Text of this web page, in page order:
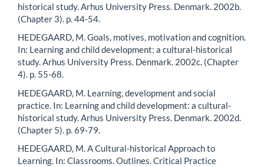
historical study. Arhus University Press. Denmark. 2002b.
(Chapter 3). p. 44-54.
HEDEGAARD, M. Goals, motives, motivation and cognition.
In: Learning and child development: a cultural-historical
study. Arhus University Press. Denmark. 2002c. (Chapter
4). p. 55-68.
HEDEGAARD, M. Learning, development and social
practice. In: Learning and child development: a cultural-
historical study. Arhus University Press. Denmark. 2002d.
(Chapter 5). p. 69-79.
HEDEGAARD, M. A Cultural-historical Approach to
Learning. In: Classrooms. Outlines. Critical Practice